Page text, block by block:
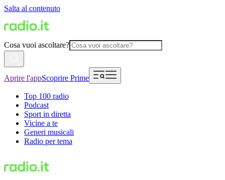
Salta al contenuto
Cosa vuoi ascoltare?
Aprire l'appScoprire Prime
Top 100 radio
Podcast
Sport in diretta
Vicine a te
Generi musicali
Radio per tema